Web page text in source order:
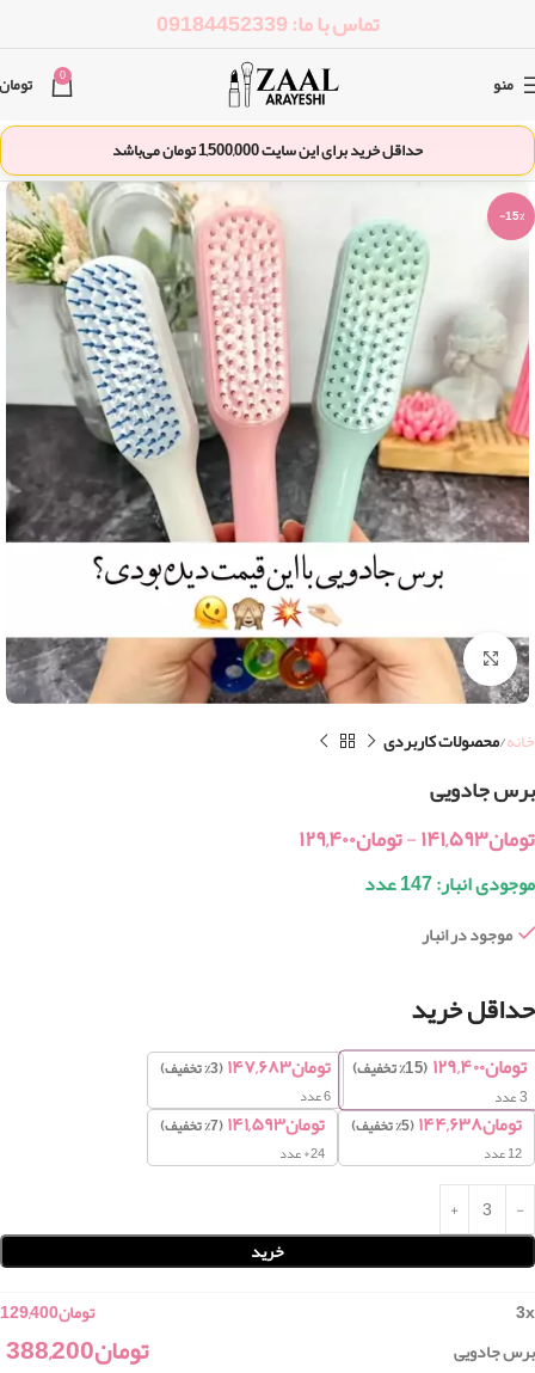
تماس با ما: 09184452339
منو 0 تومان
حداقل خرید برای این سایت1,500,000تومان می‌باشد
-15%
بزرگنمایی تصویر
خانه محصولات کاربردی
برس جادویی
تومان۱۴۱,۵۹۳-تومان۱۲۹,۴۰۰
موجودی انبار: 147 عدد
موجود در انبار
حداقل خرید
تومان۱۲۹,۴۰۰(15% تخفیف)
3عدد
تومان۱۴۷,۶۸۳(3% تخفیف)
6 عدد
تومان۱۴۴,۶۳۸(5% تخفیف)
12 عدد
تومان۱۴۱,۵۹۳(7% تخفیف)
24+ عدد
خرید
3x تومان129,400
برس جادویی
تومان388,200